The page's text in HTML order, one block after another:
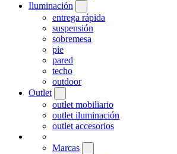
Iluminación
entrega rápida
suspensión
sobremesa
pie
pared
techo
outdoor
Outlet
outlet mobiliario
outlet iluminación
outlet accesorios
Marcas